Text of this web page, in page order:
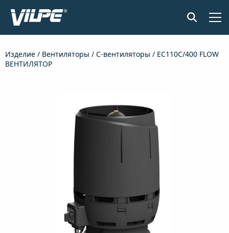
ДОКУМЕНТЫ И МАТЕРИАЛЫ
НАЙТИ ДИЛЕРА СВЯЖИТЕСЬ С НАМИ
PL SV SV-FI LT LV
Изделие / Вентиляторы / C-вентиляторы / EC110C/400 FLOW
ВЕНТИЛЯТОР